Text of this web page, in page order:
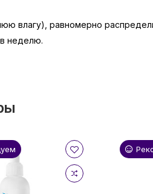
влагу), равномерно
неделю.